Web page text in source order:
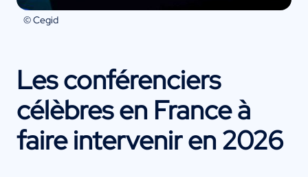
© Cegid
Les conférenciers
célèbres en France à
faire intervenir en 2026